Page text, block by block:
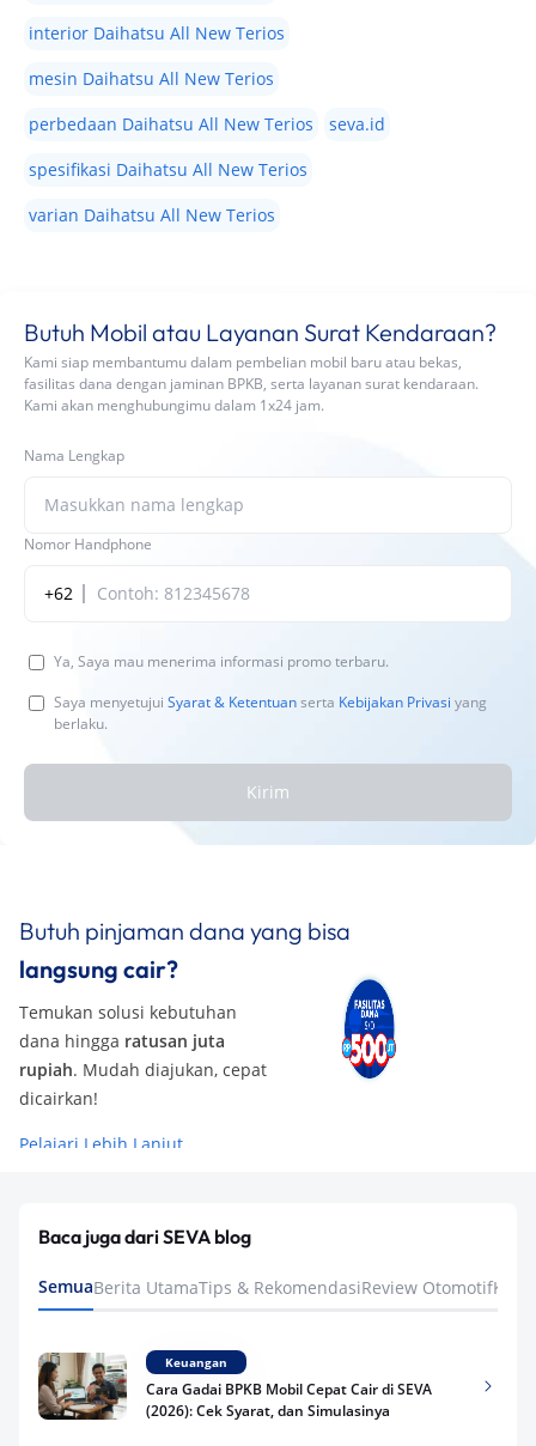
interior Daihatsu All New Terios
mesin Daihatsu All New Terios
perbedaan Daihatsu All New Terios
seva.id
spesifikasi Daihatsu All New Terios
varian Daihatsu All New Terios
Butuh Mobil atau Layanan Surat Kendaraan?
Kami siap membantumu dalam pembelian mobil baru atau bekas,
fasilitas dana dengan jaminan BPKB, serta layanan surat kendaraan.
Kami akan menghubungimu dalam 1x24 jam.
Nama Lengkap
Nomor Handphone
+62
Ya, Saya mau menerima informasi promo terbaru.
Saya menyetujui Syarat & Ketentuanserta Kebijakan Privasi yang
berlaku.
Kirim
Butuh pinjaman dana yang bisa
langsung cair?
Temukan solusi kebutuhan
dana hingga ratusan juta
rupiah. Mudah diajukan, cepat
dicairkan!
Pelajari Lebih Lanjut
Baca juga dari SEVA blog
SemuaBerita UtamaTips & RekomendasiReview Otomotif
Keuangan
Cara Gadai BPKB Mobil Cepat Cair di SEVA
(2026): Cek Syarat, dan Simulasinya